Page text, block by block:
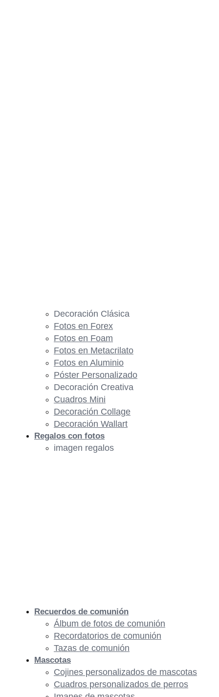
Decoración Clásica
Fotos en Forex
Fotos en Foam
Fotos en Metacrilato
Fotos en Aluminio
Póster Personalizado
Decoración Creativa
Cuadros Mini
Decoración Collage
Decoración Wallart
Regalos con fotos
imagen regalos
Recuerdos de comunión
Álbum de fotos de comunión
Recordatorios de comunión
Tazas de comunión
Mascotas
Cojines personalizados de mascotas
Cuadros personalizados de perros